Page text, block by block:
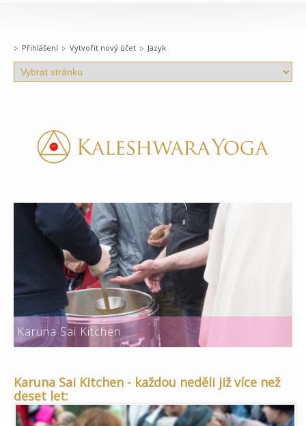
Přihlášení Vytvořit nový účet Jazyk
Karuna Sai Kitchen
Karuna Sai Kitchen - každou neděli již více než
deset let: